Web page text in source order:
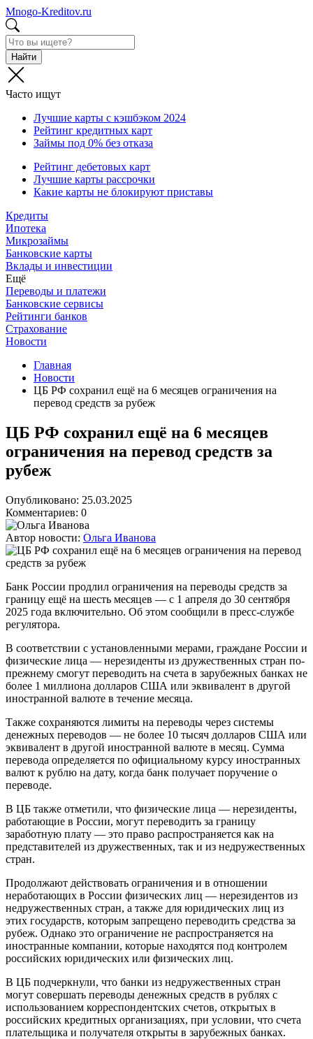
Mnogo-Kreditov.ru
Найти
Часто ищут
Лучшие карты с кэшбэком 2024
Рейтинг кредитных карт
Займы под 0% без отказа
Рейтинг дебетовых карт
Лучшие карты рассрочки
Какие карты не блокируют приставы
Кредиты
Ипотека
Микрозаймы
Банковские карты
Вклады и инвестиции
Ещё
Переводы и платежи
Банковские сервисы
Рейтинги банков
Страхование
Новости
Главная
Новости
ЦБ РФ сохранил ещё на 6 месяцев ограничения на
перевод средств за рубеж
ЦБ РФ сохранил ещё на 6 месяцев
ограничения на перевод средств за
рубеж
Опубликовано: 25.03.2025
Комментариев: 0
Автор новости: Ольга Иванова
Банк России продлил ограничения на переводы средств за
границу ещё на шесть месяцев — с 1 апреля до 30 сентября
2025 года включительно. Об этом сообщили в пресс-службе
регулятора.
В соответствии с установленными мерами, граждане России и
физические лица — нерезиденты из дружественных стран по-
прежнему смогут переводить на счета в зарубежных банках не
более 1 миллиона долларов США или эквивалент в другой
иностранной валюте в течение месяца.
Также сохраняются лимиты на переводы через системы
денежных переводов — не более 10 тысяч долларов США или
эквивалент в другой иностранной валюте в месяц. Сумма
перевода определяется по официальному курсу иностранных
валют к рублю на дату, когда банк получает поручение о
переводе.
В ЦБ также отметили, что физические лица — нерезиденты,
работающие в России, могут переводить за границу
заработную плату — это право распространяется как на
представителей из дружественных, так и из недружественных
стран.
Продолжают действовать ограничения и в отношении
неработающих в России физических лиц — нерезидентов из
недружественных стран, а также для юридических лиц из
этих государств, которым запрещено переводить средства за
рубеж. Однако это ограничение не распространяется на
иностранные компании, которые находятся под контролем
российских юридических или физических лиц.
В ЦБ подчеркнули, что банки из недружественных стран
могут совершать переводы денежных средств в рублях с
использованием корреспондентских счетов, открытых в
российских кредитных организациях, при условии, что счета
плательщика и получателя открыты в зарубежных банках.